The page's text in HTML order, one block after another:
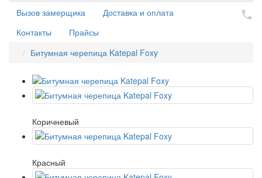
Вызов замерщика
Доставка и оплата
Контакты
Прайсы
Битумная черепица Katepal Foxy
Коричневый
Красный